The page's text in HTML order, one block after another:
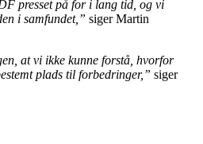
presset på for i lang tid, og vi
i samfundet,” siger Martin
at vi ikke kunne forstå, hvorfor
plads til forbedringer,” siger